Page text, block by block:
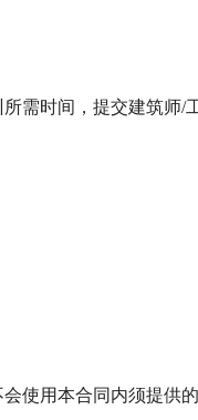
需时间，提交建筑师/
使用本合同内须提供